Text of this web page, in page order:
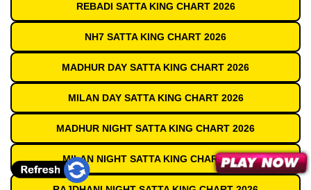
REBADI SATTA KING CHART 2026
NH7 SATTA KING CHART 2026
MADHUR DAY SATTA KING CHART 2026
MILAN DAY SATTA KING CHART 2026
MADHUR NIGHT SATTA KING CHART 2026
MILAN NIGHT SATTA KING CHART 2026